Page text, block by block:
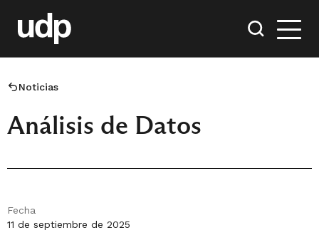
Noticias
Análisis de Datos
Fecha
11 de septiembre de 2025